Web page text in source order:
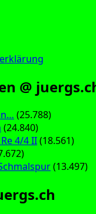
@
(25.788)
(24.840)
4/4 II(18.561)
(13.497)